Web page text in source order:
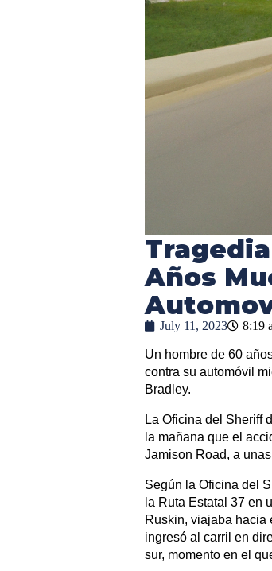
Años
July 11, 2023 8:19
Un hombre de 60
contra su automóvil
Bradley.
La Oficina del Sheriff
la mañana que el
Jamison Road, a
Según la Oficina del
la Ruta Estatal 37 en
Ruskin, viajaba hacia
ingresó al carril en
sur, momento en el